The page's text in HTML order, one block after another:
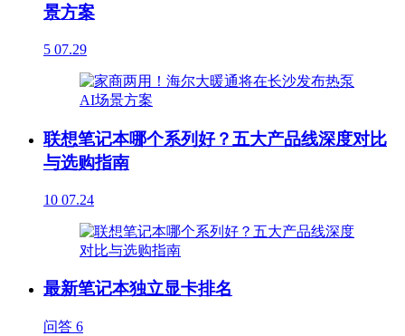
景方案
5 07.29
联想笔记本哪个系列好？五大产品线深度对比
与选购指南
10 07.24
最新笔记本独立显卡排名
问答 6